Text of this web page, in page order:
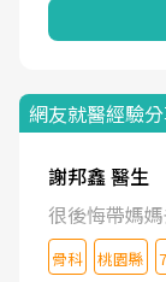
網友就醫經驗
謝邦鑫 醫生
很後悔帶媽
骨科 桃園縣